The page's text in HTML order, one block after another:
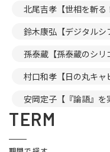
北尾吉孝【世相を斬る
鈴木康弘【デジタルシ
孫泰蔵【孫泰蔵のシリ
村口和孝【日の丸キャ
安岡定子【『論語』を
TERM